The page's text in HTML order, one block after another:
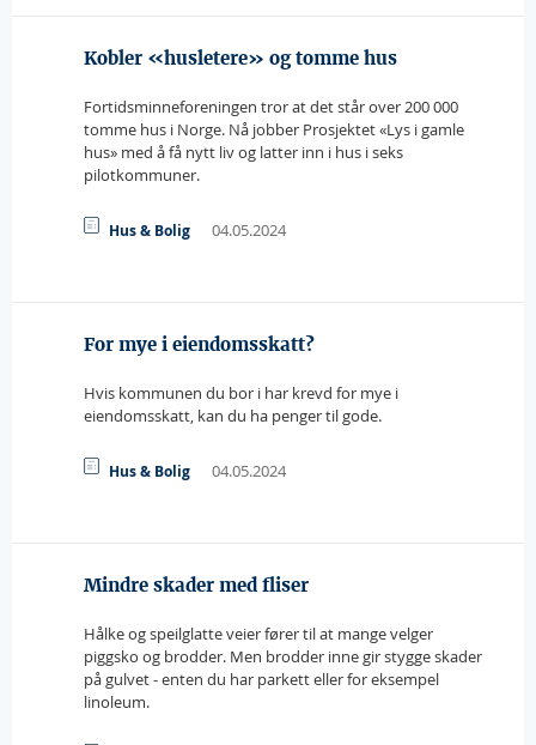
Kobler «husletere» og tomme hus
Fortidsminneforeningen tror at det står over 200 000
tomme hus i Norge. Nå jobber Prosjektet «Lys i gamle
hus» med å få nytt liv og latter inn i hus i seks
pilotkommuner.
Hus & Bolig 04.05.2024
For mye i eiendomsskatt?
Hvis kommunen du bor i har krevd for mye i
eiendomsskatt, kan du ha penger til gode.
Hus & Bolig 04.05.2024
Mindre skader med fliser
Hålke og speilglatte veier fører til at mange velger
piggsko og brodder. Men brodder inne gir stygge skader
på gulvet - enten du har parkett eller for eksempel
linoleum.